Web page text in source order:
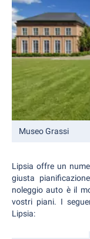
Museo Grassi
Lipsia offre un
giusta
noleggio auto è il
vostri piani. I
Lipsia: